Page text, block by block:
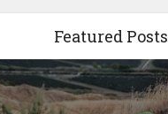
Featured Posts